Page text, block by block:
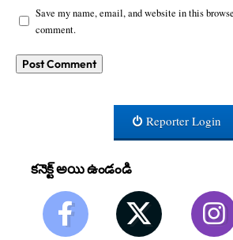
Save my name, email, and website in this
comment.
Reporter Login
కనెక్ట్ అయి ఉండండి